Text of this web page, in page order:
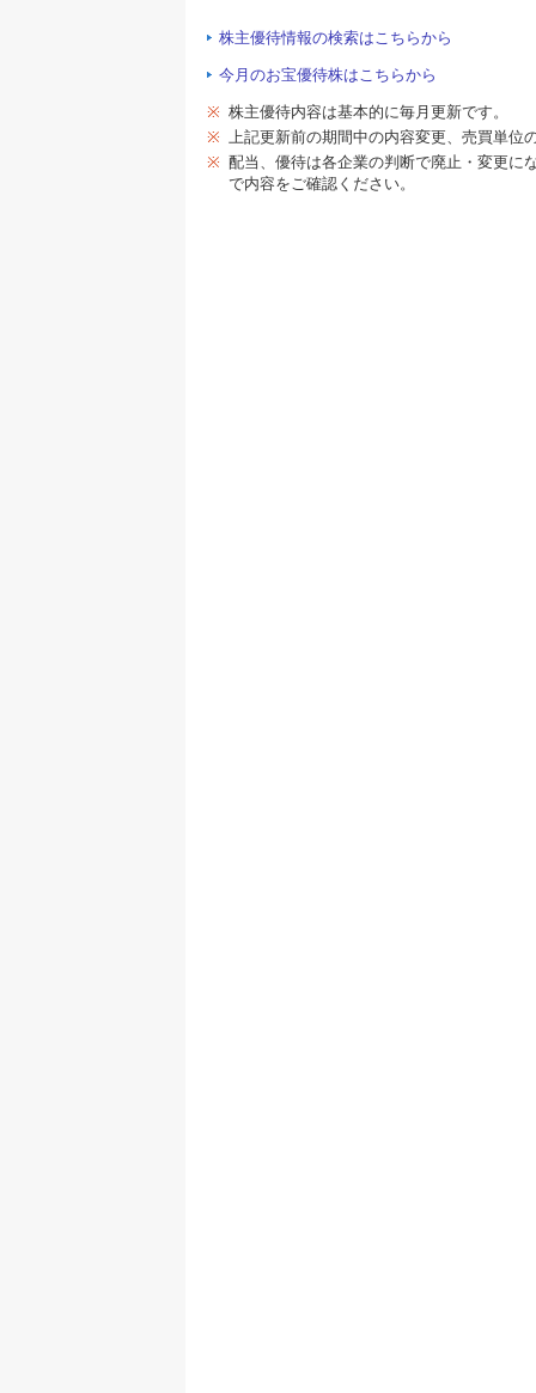
株主優待情報の検索はこちらから
今月のお宝優待株はこちらから
※ 株主優待内容は基本的に毎月更新です。
※ 上記更新前の期間中の内容変更、売買単位
※ 配当、優待は各企業の判断で廃止・変更に
で内容をご確認ください。